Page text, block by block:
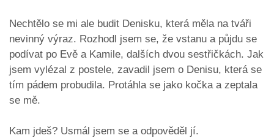
Nechtělo se mi ale budit Denisku, která měla na tváři
nevinný výraz. Rozhodl jsem se, že vstanu a půjdu se
podívat po Evě a Kamile, dalších dvou sestřičkách. Jak
jsem vylézal z postele, zavadil jsem o Denisu, která se
tím pádem probudila. Protáhla se jako kočka a zeptala
se mě.
Kam jdeš? Usmál jsem se a odpověděl jí.